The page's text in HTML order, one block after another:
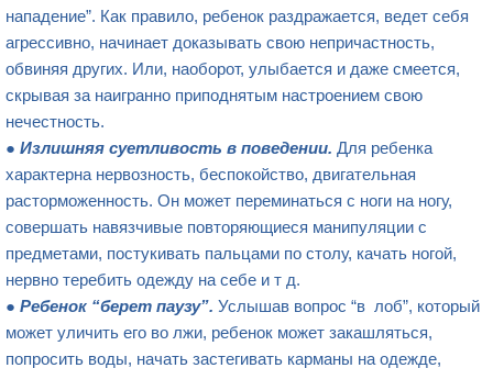
нападение”. Как правило, ребенок раздражается, ведет себя
агрессивно, начинает доказывать свою непричастность,
обвиняя других. Или, наоборот, улыбается и даже смеется,
скрывая за наигранно приподнятым настроением свою
нечестность.
● Излишняя суетливость в поведении. Для ребенка
характерна нервозность, беспокойство, двигательная
расторможенность. Он может переминаться с ноги на ногу,
совершать навязчивые повторяющиеся манипуляции с
предметами, постукивать пальцами по столу, качать ногой,
нервно теребить одежду на себе и т д.
● Ребенок “берет паузу”. Услышав вопрос “в лоб”, который
может уличить его во лжи, ребенок может закашляться,
попросить воды, начать застегивать карманы на одежде,